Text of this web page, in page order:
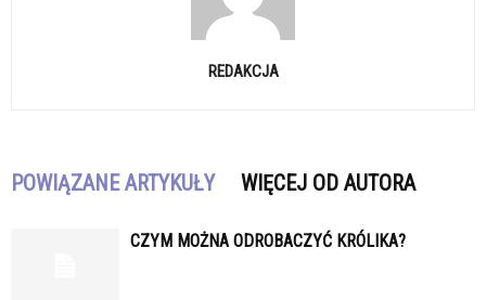
REDAKCJA
POWIĄZANE ARTYKUŁY WIĘCEJ OD AUTORA
CZYM MOŻNA ODROBACZYĆ KRÓLIKA?